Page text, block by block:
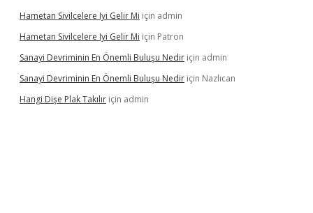
Hametan Sivilcelere Iyi Gelir Mi için admin
Hametan Sivilcelere Iyi Gelir Mi için Patron
Sanayi Devriminin En Önemli Buluşu Nedir için admin
Sanayi Devriminin En Önemli Buluşu Nedir için Nazlıcan
Hangi Dişe Plak Takılır için admin